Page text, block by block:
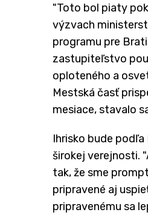
"Toto bol piaty
výzvach
programu pre
zastupiteľstvo
oploteného a
Mestská časť
mesiace, stavalo
Ihrisko bude
širokej verejnosti.
tak, že sme
pripravené aj
pripravenému sa